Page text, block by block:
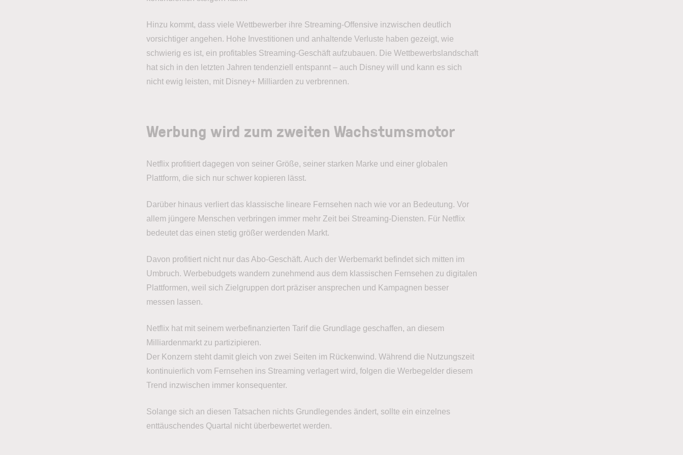
Hinzu kommt, dass viele Wettbewerber ihre Streaming-Offensive inzwischen deutlich
vorsichtiger angehen. Hohe Investitionen und anhaltende Verluste haben gezeigt, wie
schwierig es ist, ein profitables Streaming-Geschäft aufzubauen. Die Wettbewerbslandschaft
hat sich in den letzten Jahren tendenziell entspannt – auch Disney will und kann es sich
nicht ewig leisten, mit Disney+ Milliarden zu verbrennen.
Werbung wird zum zweiten Wachstumsmotor
Netflix profitiert dagegen von seiner Größe, seiner starken Marke und einer globalen
Plattform, die sich nur schwer kopieren lässt.
Darüber hinaus verliert das klassische lineare Fernsehen nach wie vor an Bedeutung. Vor
allem jüngere Menschen verbringen immer mehr Zeit bei Streaming-Diensten. Für Netflix
bedeutet das einen stetig größer werdenden Markt.
Davon profitiert nicht nur das Abo-Geschäft. Auch der Werbemarkt befindet sich mitten im
Umbruch. Werbebudgets wandern zunehmend aus dem klassischen Fernsehen zu digitalen
Plattformen, weil sich Zielgruppen dort präziser ansprechen und Kampagnen besser
messen lassen.
Netflix hat mit seinem werbefinanzierten Tarif die Grundlage geschaffen, an diesem
Milliardenmarkt zu partizipieren.
Der Konzern steht damit gleich von zwei Seiten im Rückenwind. Während die Nutzungszeit
kontinuierlich vom Fernsehen ins Streaming verlagert wird, folgen die Werbegelder diesem
Trend inzwischen immer konsequenter.
Solange sich an diesen Tatsachen nichts Grundlegendes ändert, sollte ein einzelnes
enttäuschendes Quartal nicht überbewertet werden.